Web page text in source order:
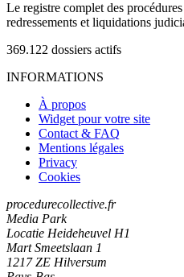
Le registre complet des
redressements et liquidations
369.122 dossiers actifs
INFORMATIONS
À propos
Widget pour votre site
Contact & FAQ
Mentions légales
Privacy
Cookies
procedurecollective.fr
Media Park
Locatie Heideheuvel H1
Mart Smeetslaan 1
1217 ZE Hilversum